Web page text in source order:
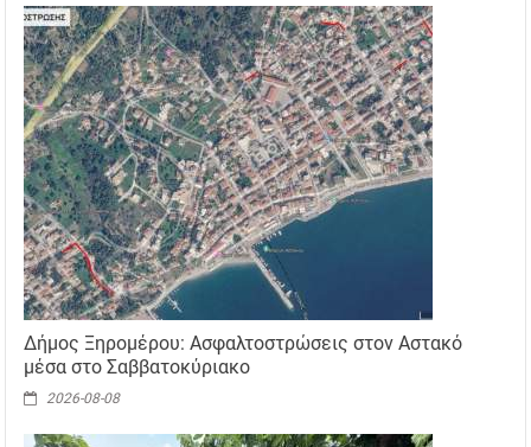
Δήμος Ξηρομέρου: Ασφαλτοστρώσεις στον Αστακό
μέσα στο Σαββατοκύριακο
2026-08-08